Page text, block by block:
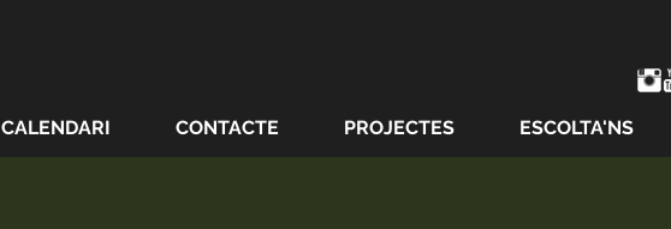
CALENDARI CONTACTE PROJECTES ESCOLTA'NS